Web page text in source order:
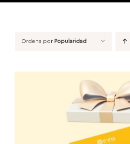
Ordena por Popularidad